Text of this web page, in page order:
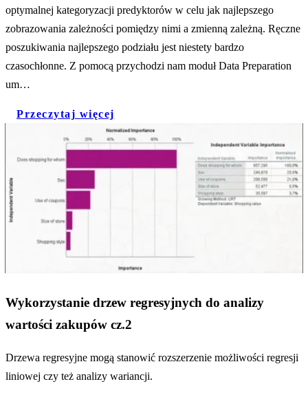
optymalnej kategoryzacji predyktorów w celu jak najlepszego
zobrazowania zależności pomiędzy nimi a zmienną zależną. Ręczne
poszukiwania najlepszego podziału jest niestety bardzo
czasochłonne. Z pomocą przychodzi nam moduł Data Preparation
um…
Przeczytaj więcej
Wykorzystanie drzew regresyjnych do analizy
wartości zakupów cz.2
Drzewa regresyjne mogą stanowić rozszerzenie możliwości regresji
liniowej czy też analizy wariancji.